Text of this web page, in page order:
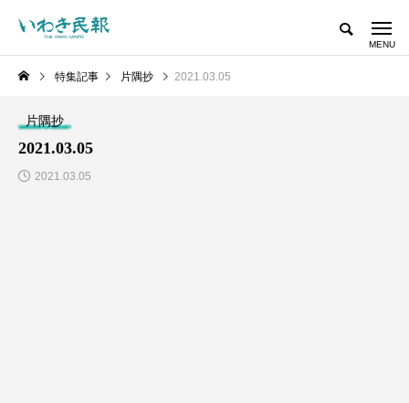
特集記事 片隅抄 2021.03.05
片隅抄
2021.03.05
2021.03.05